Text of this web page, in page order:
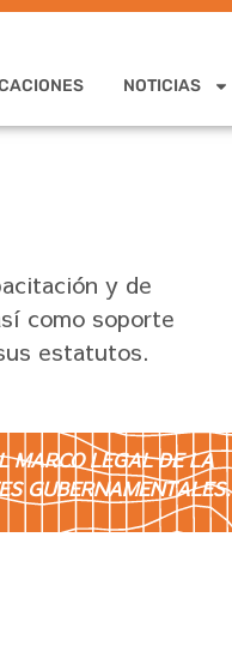
NOTICIAS
y de
como soporte
estatutos.
MARCO LEGAL DE LA
GUBERNAMENTALES.